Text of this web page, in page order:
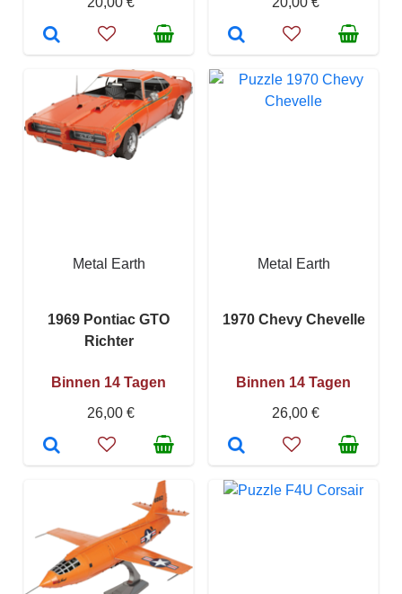
Metal Earth
1969 Pontiac GTO
Richter
Binnen 14 Tagen
26,00 €
Metal Earth
1970 Chevy Chevelle
Binnen 14 Tagen
26,00 €